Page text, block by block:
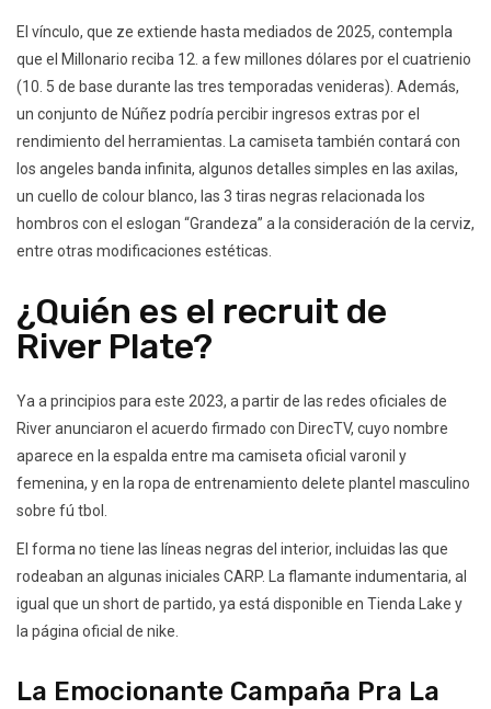
El vínculo, que ze extiende hasta mediados de 2025, contempla
que el Millonario reciba 12. a few millones dólares por el cuatrienio
(10. 5 de base durante las tres temporadas venideras). Además,
un conjunto de Núñez podría percibir ingresos extras por el
rendimiento del herramientas. La camiseta también contará con
los angeles banda infinita, algunos detalles simples en las axilas,
un cuello de colour blanco, las 3 tiras negras relacionada los
hombros con el eslogan “Grandeza” a la consideración de la cerviz,
entre otras modificaciones estéticas.
¿Quién es el recruit de
River Plate?
Ya a principios para este 2023, a partir de las redes oficiales de
River anunciaron el acuerdo firmado con DirecTV, cuyo nombre
aparece en la espalda entre ma camiseta oficial varonil y
femenina, y en la ropa de entrenamiento delete plantel masculino
sobre fú tbol.
El forma no tiene las líneas negras del interior, incluidas las que
rodeaban an algunas iniciales CARP. La flamante indumentaria, al
igual que un short de partido, ya está disponible en Tienda Lake y
la página oficial de nike.
La Emocionante Campaña Pra La